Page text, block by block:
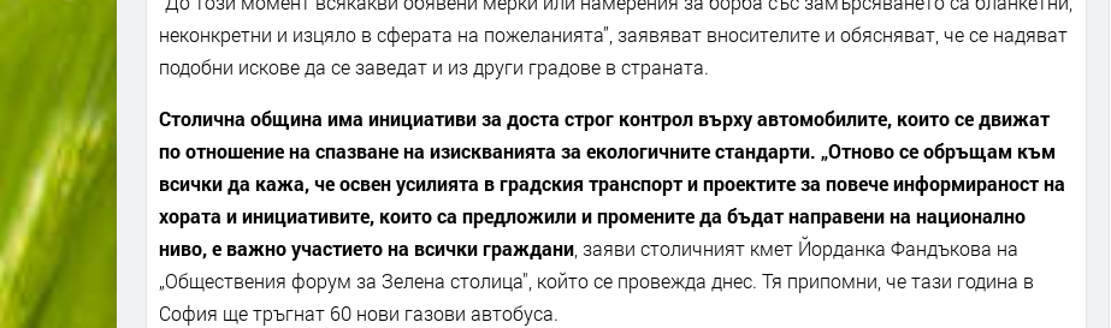
неконкретни и изцяло в сферата на пожеланията”, заявяват вносителите и обясняват, че се надяват
подобни искове да се заведат и из други градове в страната.
Столична община има инициативи за доста строг контрол върху автомобилите, които се движат
по отношение на спазване на изискванията за екологичните стандарти. „Отново се обръщам към
всички да кажа, че освен усилията в градския транспорт и проектите за повече информираност на
хората и инициативите, които са предложили и промените да бъдат направени на национално
ниво, е важно участието на всички граждани , заяви столичният кмет Йорданка Фандъкова на
„Обществения форум за Зелена столица", който се провежда днес. Тя припомни, че тази година в
София ще тръгнат 60 нови газови автобуса.